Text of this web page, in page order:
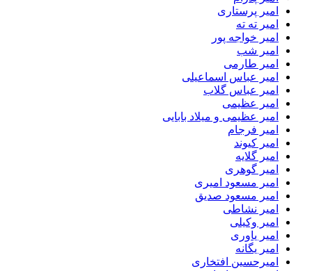
امیر پرستاری
امیر ته ته
امیر خواجه پور
امیر شب
امیر طارمی
امیر عباس اسماعیلی
امیر عباس گلاب
امیر عظیمی
امیر عظیمی و میلاد بابایی
امیر فرجام
امیر کیوند
امیر گلایه
امیر گوهری
امیر مسعود امیری
امیر مسعود صدیق
امیر نشاطی
امیر وکیلی
امیر یاوری
امیر یگانه
امیرحسین افتخاری